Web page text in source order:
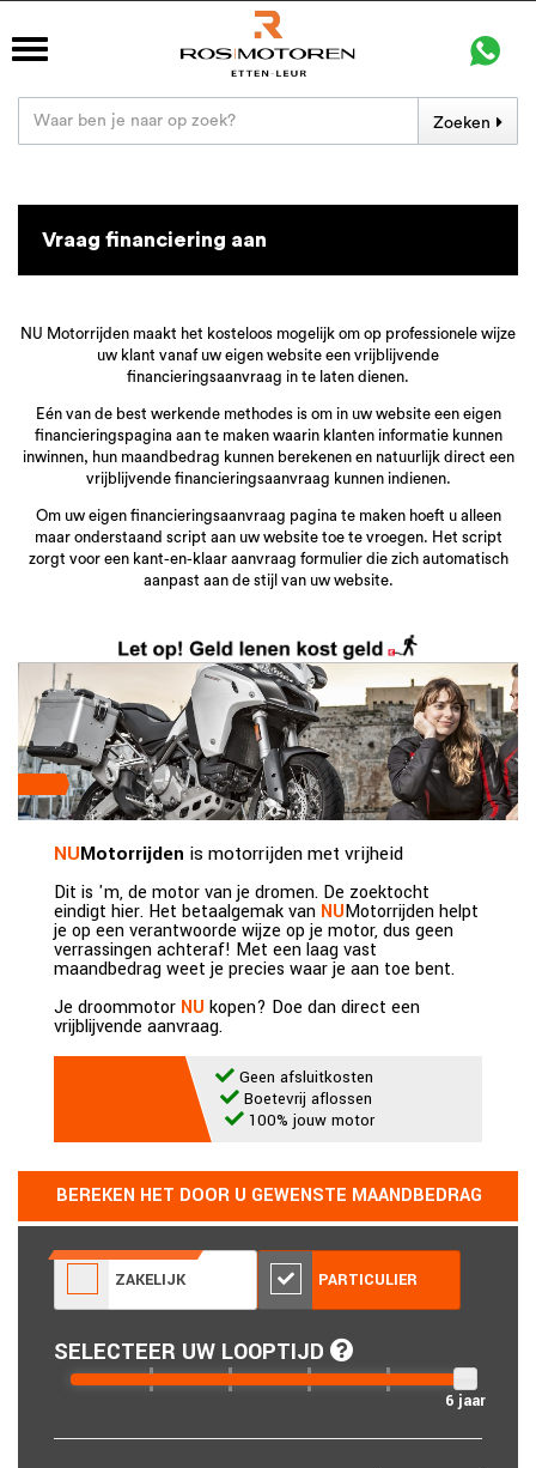
Zoeken
Vraag financiering aan
NU Motorrijden maakt het kosteloos mogelijk om op professionele wijze
uw klant vanaf uw eigen website een vrijblijvende
financieringsaanvraag in te laten dienen.
Eén van de best werkende methodes is om in uw website een eigen
financieringspagina aan te maken waarin klanten informatie kunnen
inwinnen, hun maandbedrag kunnen berekenen en natuurlijk direct een
vrijblijvende financieringsaanvraag kunnen indienen.
Om uw eigen financieringsaanvraag pagina te maken hoeft u alleen
maar onderstaand script aan uw website toe te vroegen. Het script
zorgt voor een kant-en-klaar aanvraag formulier die zich automatisch
aanpast aan de stijl van uw website.
NUMotorrijden is motorrijden met vrijheid
Dit is 'm, de motor van je dromen. De zoektocht
eindigt hier. Het betaalgemak van NUMotorrijden helpt
je op een verantwoorde wijze op je motor, dus geen
verrassingen achteraf! Met een laag vast
maandbedrag weet je precies waar je aan toe bent.
Je droommotor NU kopen? Doe dan direct een
vrijblijvende aanvraag.
Geen afsluitkosten
Boetevrij aflossen
100% jouw motor
BEREKEN HET DOOR U GEWENSTE MAANDBEDRAG
PARTICULIER
ZAKELIJK
SELECTEER UW LOOPTIJD
6 jaar